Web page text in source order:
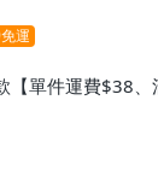
運
【單件運費$38
【免運費】、萊
費】、宅配/貨